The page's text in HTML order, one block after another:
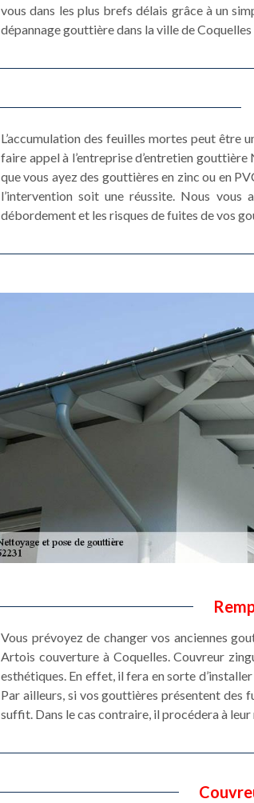
vous dans les plus brefs délais grâce à un
dépannage gouttière dans la ville de
L’accumulation des feuilles mortes peut être
faire appel à l’entreprise d’entretien
que vous ayez des gouttières en zinc ou en
l’intervention soit une réussite. Nous
débordement et les risques de fuites de vos
Vous prévoyez de changer vos anciennes
Artois couverture à Coquelles. Couvreur
esthétiques. En effet, il fera en sorte
Par ailleurs, si vos gouttières présentent des
suffit. Dans le cas contraire, il procédera à